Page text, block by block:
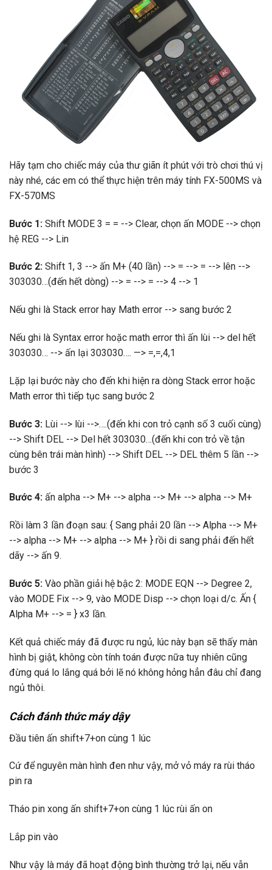
Hãy tạm cho chiếc máy của thư giãn ít phút với trò chơi thú vị
này nhé, các em có thể thực hiện trên máy tính FX-500MS và
FX-570MS
Bước 1: Shift MODE 3 = = --> Clear, chọn ấn MODE --> chọn
hệ REG --> Lin
Bước 2: Shift 1, 3 --> ấn M+ (40 lần) --> = --> = --> lên -->
303030…(đến hết dòng) --> = --> = --> 4 --> 1
Nếu ghi là Stack error hay Math error --> sang bước 2
Nếu ghi là Syntax error hoặc math error thì ấn lùi --> del hết
303030… --> ấn lại 303030…. —> =,=,4,1
Lặp lại bước này cho đến khi hiện ra dòng Stack error hoặc
Math error thì tiếp tục sang bước 2
Bước 3: Lùi --> lùi -->….(đến khi con trỏ cạnh số 3 cuối cùng)
--> Shift DEL --> Del hết 303030…(đến khi con trỏ về tận
cùng bên trái màn hình) --> Shift DEL --> DEL thêm 5 lần -->
bước 3
Bước 4: ấn alpha --> M+ --> alpha --> M+ --> alpha --> M+
Rồi làm 3 lần đoạn sau: { Sang phải 20 lần --> Alpha --> M+
--> alpha --> M+ --> alpha --> M+ } rồi di sang phải đến hết
dãy --> ấn 9.
Bước 5: Vào phần giải hệ bậc 2: MODE EQN --> Degree 2,
vào MODE Fix --> 9, vào MODE Disp --> chọn loại d/c. Ấn {
Alpha M+ --> = } x3 lần.
Kết quả chiếc máy đã được ru ngủ, lúc này bạn sẽ thấy màn
hình bị giật, không còn tính toán được nữa tuy nhiên cũng
đừng quá lo lắng quá bởi lẽ nó không hỏng hẳn đâu chỉ đang
ngủ thôi.
Cách đánh thức máy dậy
Đầu tiên ấn shift+7+on cùng 1 lúc
Cứ để nguyên màn hình đen như vậy, mở vỏ máy ra rùi tháo
pin ra
Tháo pin xong ấn shift+7+on cùng 1 lúc rùi ấn on
Lắp pin vào
Như vậy là máy đã hoạt động bình thường trở lại, nếu vẫn